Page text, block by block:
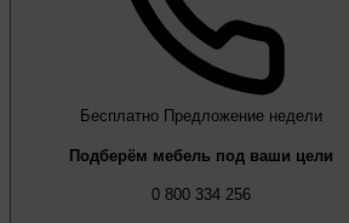
Бесплатно Предложение недели
Подберём мебель под ваши цели
0 800 334 256